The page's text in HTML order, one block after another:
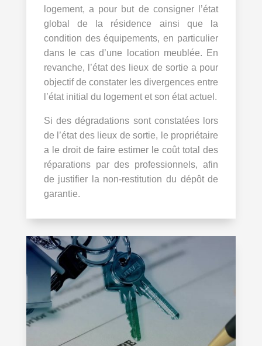
logement, a pour but de consigner l’état
global de la résidence ainsi que la
condition des équipements, en particulier
dans le cas d’une location meublée. En
revanche, l’état des lieux de sortie a pour
objectif de constater les divergences entre
l’état initial du logement et son état actuel.
Si des dégradations sont constatées lors
de l’état des lieux de sortie, le propriétaire
a le droit de faire estimer le coût total des
réparations par des professionnels, afin
de justifier la non-restitution du dépôt de
garantie.